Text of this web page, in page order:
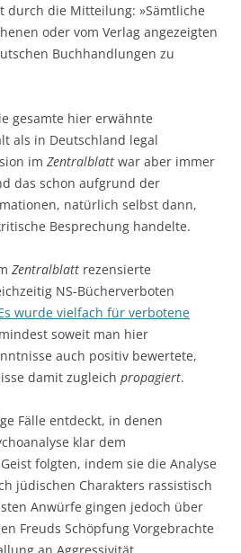
durch die Mitteilung: »Sämtliche
oder vom Verlag angezeigten
Buchhandlungen zu
gesamte hier erwähnte
als in Deutschland legal
im Zentralblatt war aber immer
das schon aufgrund der
natürlich selbst dann,
Besprechung handelte.
Zentralblatt rezensierte
NS-Bücherverboten
wurde vielfach für verbotene
soweit man hier
auch positiv bewertete,
damit zugleich propagiert.
Fälle entdeckt, in denen
klar dem
folgten, indem sie die Analyse
jüdischen Charakters rassistisch
Anwürfe gingen jedoch über
Freuds Schöpfung Vorgebrachte